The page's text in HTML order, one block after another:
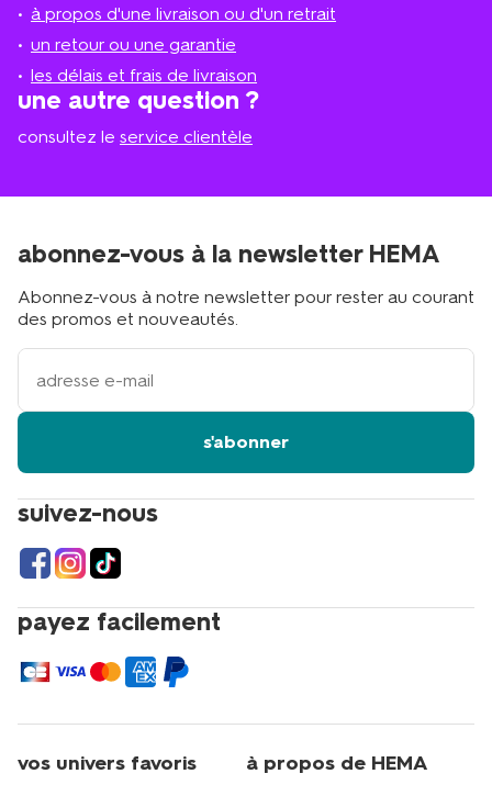
à propos d'une livraison ou d'un retrait
un retour ou une garantie
les délais et frais de livraison
une autre question ?
consultez le service clientèle
le
plus
proche
suivez-nous
payez facilement
abonnez-vous à la newsletter HEMA
Abonnez-vous à notre newsletter pour rester au courant
des promos et nouveautés.
votre
adresse
s'abonner
vos univers favoris à propos de HEMA